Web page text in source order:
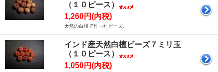
（１０ピース）
1,260円(内税)
天然の白檀で作ったビーズ。
インド産天然白檀ビーズ７ミリ玉
（１０ピース）
1,050円(内税)